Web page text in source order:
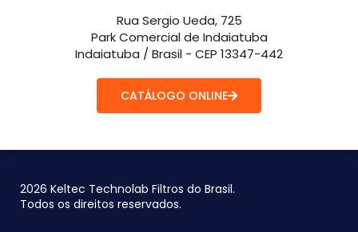
Rua Sergio Ueda, 725
Park Comercial de Indaiatuba
Indaiatuba / Brasil - CEP 13347-442
CATÁLOGO ONLINE
2026 Keltec Technolab Filtros do Brasil.
Todos os direitos reservados.